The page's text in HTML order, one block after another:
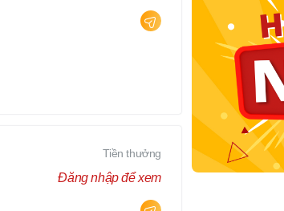
Tiền thưởng
Đăng nhập để xem